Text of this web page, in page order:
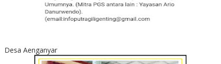
Desa Aenganyar